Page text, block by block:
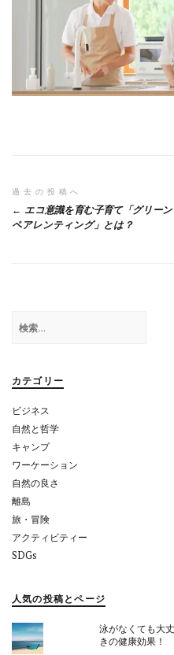
投
稿
ー
ョ
ン
過去の投稿へ
エコ意識を育む子育て「グリーン
ペアレンティング」とは？
索:
カテゴリー
ビジネス
自然と哲学
キャンプ
ワーケーション
自然の良さ
離島
旅・冒険
アクティビティー
SDGs
人気の投稿とページ
泳がなくても大
きの健康効果！